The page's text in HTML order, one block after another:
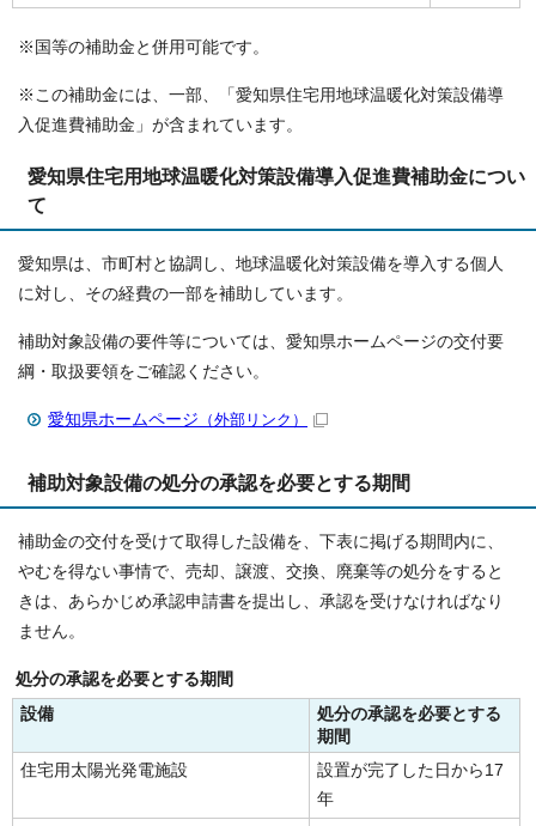
※国等の補助金と併用可能です。
※この補助金には、一部、「愛知県住宅用地球温暖化対策設備導
入促進費補助金」が含まれています。
愛知県住宅用地球温暖化対策設備導入促進費補助金につい
て
愛知県は、市町村と協調し、地球温暖化対策設備を導入する個人
に対し、その経費の一部を補助しています。
補助対象設備の要件等については、愛知県ホームページの交付要
綱・取扱要領をご確認ください。
愛知県ホームページ （外部リンク）
補助対象設備の処分の承認を必要とする期間
補助金の交付を受けて取得した設備を、下表に掲げる期間内に、
やむを得ない事情で、売却、譲渡、交換、廃棄等の処分をすると
きは、あらかじめ承認申請書を提出し、承認を受けなければなり
ません。
処分の承認を必要とする期間
設備
処分の承認を必要とする
期間
住宅用太陽光発電施設
設置が完了した日から17
年